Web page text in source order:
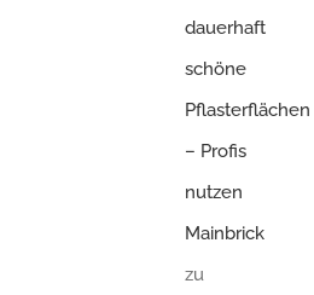
dauerhaft
schöne
Pflasterflächen
– Profis
nutzen
Mainbrick
zu